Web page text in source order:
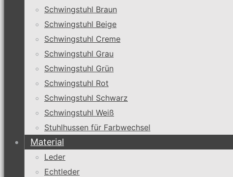
Schwingstuhl Braun
Schwingstuhl Beige
Schwingstuhl Creme
Schwingstuhl Grau
Schwingstuhl Grün
Schwingstuhl Rot
Schwingstuhl Schwarz
Schwingstuhl Weiß
Stuhlhussen für Farbwechsel
Material
Leder
Echtleder